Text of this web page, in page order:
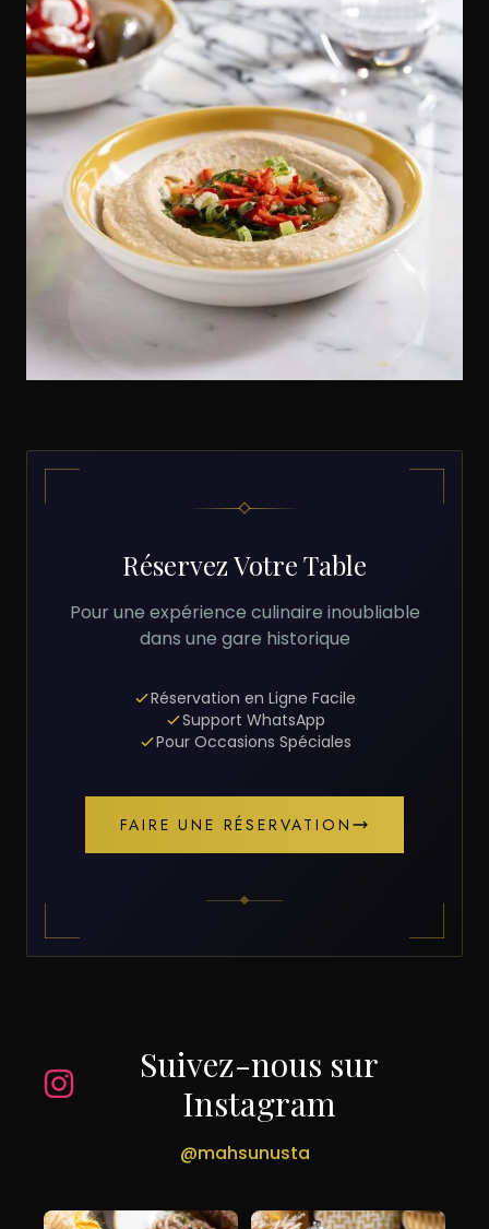
Réservez Votre Table
Pour une expérience culinaire inoubliable
dans une gare historique
Réservation en Ligne Facile
Support WhatsApp
Pour Occasions Spéciales
FAIRE UNE RÉSERVATION
Suivez-nous sur
Instagram
@mahsunusta